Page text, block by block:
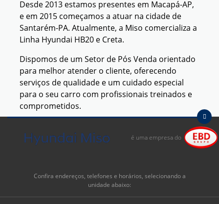
Desde 2013 estamos presentes em Macapá-AP,
e em 2015 começamos a atuar na cidade de
Santarém-PA. Atualmente, a Miso comercializa a
Linha Hyundai HB20 e Creta.
Dispomos de um Setor de Pós Venda orientado
para melhor atender o cliente, oferecendo
serviços de qualidade e um cuidado especial
para o seu carro com profissionais treinados e
comprometidos.
forte por um Hyundai!
é uma empresa do
Confira endereços, telefones e horários, selecionando a
unidade abaixo: